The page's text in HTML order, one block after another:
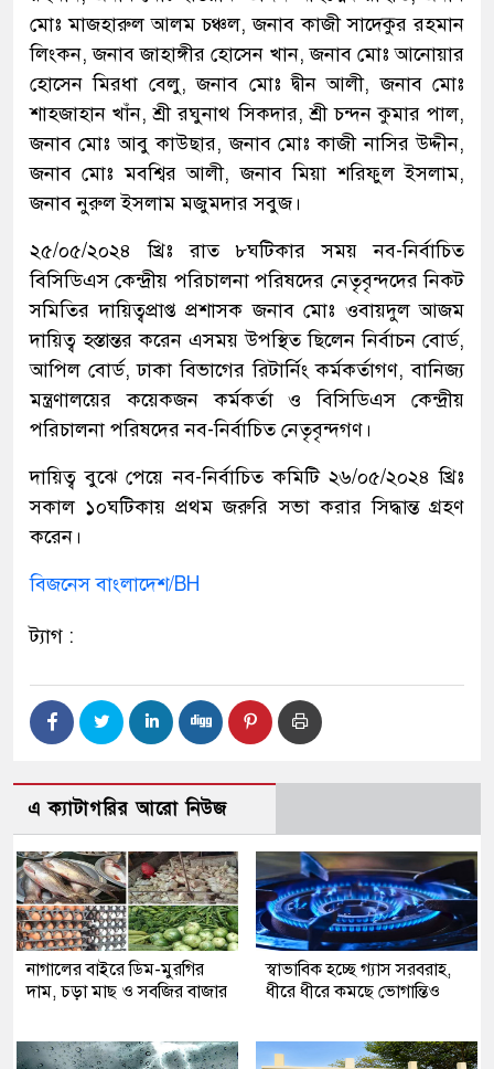
মোঃ মাজহারুল আলম চঞ্চল, জনাব কাজী সাদেকুর রহমান
লিংকন, জনাব জাহাঙ্গীর হোসেন খান, জনাব মোঃ আনোয়ার
হোসেন মিরধা বেলু, জনাব মোঃ দ্বীন আলী, জনাব মোঃ
শাহজাহান খাঁন, শ্রী রঘুনাথ সিকদার, শ্রী চন্দন কুমার পাল,
জনাব মোঃ আবু কাউছার, জনাব মোঃ কাজী নাসির উদ্দীন,
জনাব মোঃ মবশ্বির আলী, জনাব মিয়া শরিফুল ইসলাম,
জনাব নুরুল ইসলাম মজুমদার সবুজ।
২৫/০৫/২০২৪ খ্রিঃ রাত ৮ঘটিকার সময় নব-নির্বাচিত
বিসিডিএস কেন্দ্রীয় পরিচালনা পরিষদের নেতৃবৃন্দদের নিকট
সমিতির দায়িত্বপ্রাপ্ত প্রশাসক জনাব মোঃ ওবায়দুল আজম
দায়িত্ব হস্তান্তর করেন এসময় উপস্থিত ছিলেন নির্বাচন বোর্ড,
আপিল বোর্ড, ঢাকা বিভাগের রিটার্নিং কর্মকর্তাগণ, বানিজ্য
মন্ত্রণালয়ের কয়েকজন কর্মকর্তা ও বিসিডিএস কেন্দ্রীয়
পরিচালনা পরিষদের নব-নির্বাচিত নেতৃবৃন্দগণ।
দায়িত্ব বুঝে পেয়ে নব-নির্বাচিত কমিটি ২৬/০৫/২০২৪ খ্রিঃ
সকাল ১০ঘটিকায় প্রথম জরুরি সভা করার সিদ্ধান্ত গ্রহণ
করেন।
বিজনেস বাংলাদেশ/BH
ট্যাগ :
এ ক্যাটাগরির আরো নিউজ
নাগালের বাইরে ডিম-মুরগির
দাম, চড়া মাছ ও সবজির বাজার
স্বাভাবিক হচ্ছে গ্যাস সরবরাহ,
ধীরে ধীরে কমছে ভোগান্তিও